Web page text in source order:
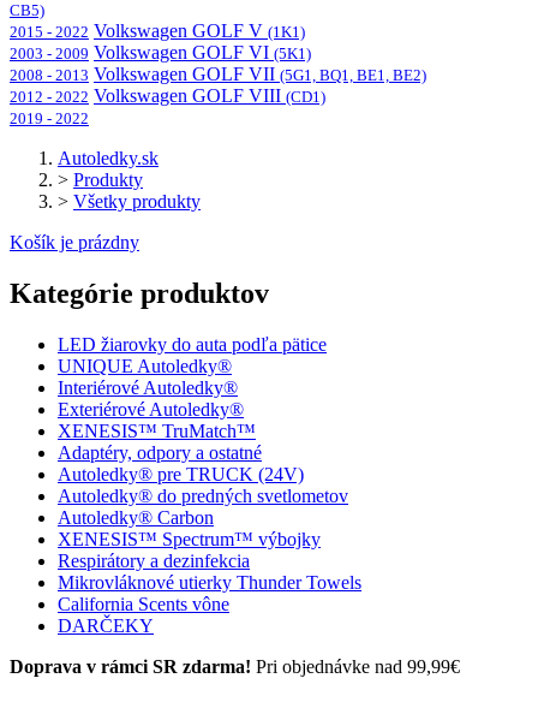
CB5)
2015 - 2022 Volkswagen GOLF V (1K1)
2003 - 2009 Volkswagen GOLF VI (5K1)
2008 - 2013 Volkswagen GOLF VII (5G1, BQ1, BE1, BE2)
2012 - 2022 Volkswagen GOLF VIII (CD1)
2019 - 2022
Autoledky.sk
> Produkty
> Všetky produkty
Košík je prázdny
Kategórie produktov
LED žiarovky do auta podľa pätice
UNIQUE Autoledky®
Interiérové Autoledky®
Exteriérové Autoledky®
XENESIS™ TruMatch™
Adaptéry, odpory a ostatné
Autoledky® pre TRUCK (24V)
Autoledky® do predných svetlometov
Autoledky® Carbon
XENESIS™ Spectrum™ výbojky
Respirátory a dezinfekcia
Mikrovláknové utierky Thunder Towels
California Scents vône
DARČEKY
Doprava v rámci SR zdarma! Pri objednávke nad 99,99€